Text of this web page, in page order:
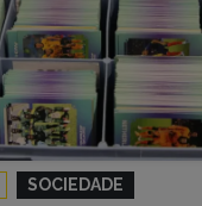
SOCIEDADE